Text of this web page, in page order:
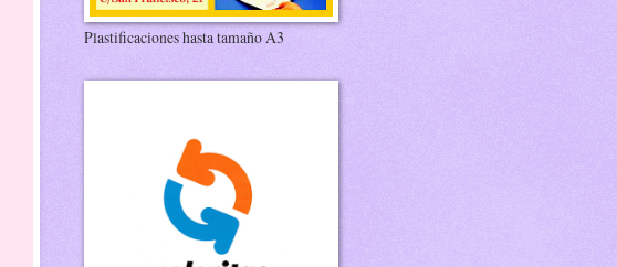
Plastificaciones hasta tamaño A3